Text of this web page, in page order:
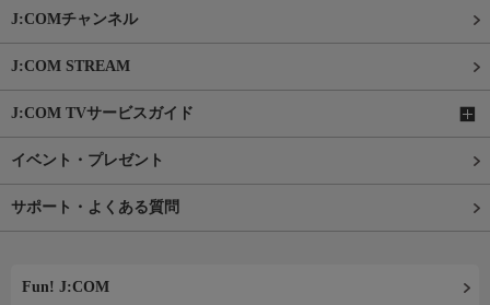
J:COMチャンネル
J:COM STREAM
J:COM TVサービスガイド
イベント・プレゼント
サポート・よくある質問
Fun! J:COM